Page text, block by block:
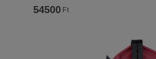
54500 Ft